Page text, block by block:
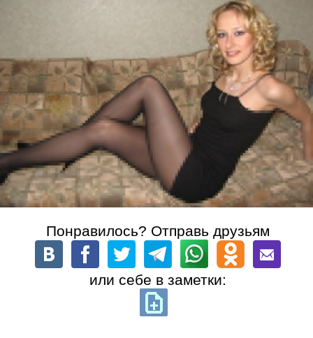
Понравилось? Отправь друзьям
или себе в заметки: